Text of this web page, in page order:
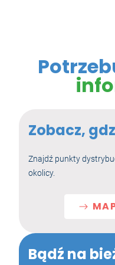
Zobacz,
Znajdź punkty
okolicy.
Bądź na